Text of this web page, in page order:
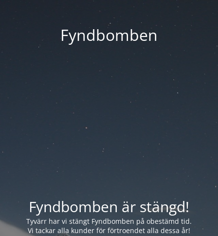
Fyndbomben
Fyndbomben är stängd!
Tyvärr har vi stängt Fyndbomben på obestämd tid.
Vi tackar alla kunder för förtroendet alla dessa år!